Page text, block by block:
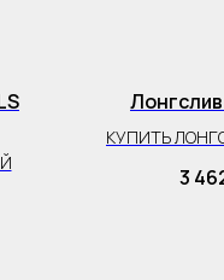
КУПИТЬ
3